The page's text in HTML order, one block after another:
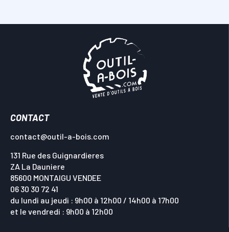
CONTACT
contact@outil-a-bois.com
131 Rue des Guignardieres
ZA La Dauniere
85600 MONTAIGU VENDEE
06 30 30 72 41
du lundi au jeudi : 9h00 à 12h00 / 14h00 à 17h00
et le vendredi : 9h00 à 12h00